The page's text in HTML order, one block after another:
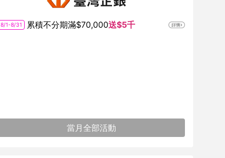
8/1-8/31 累積不分期滿$70,000送$5千
當月全部活動